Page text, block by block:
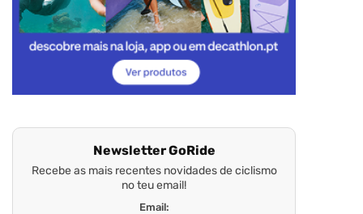
Newsletter GoRide
Recebe as mais recentes novidades de ciclismo
no teu email!
Email: